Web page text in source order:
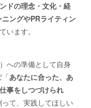
ドの理念・文化・経
ングやPRライティン
います。
への準備として自身
あなたに合った、あ
事をしつづけられ
って、実践してほしい